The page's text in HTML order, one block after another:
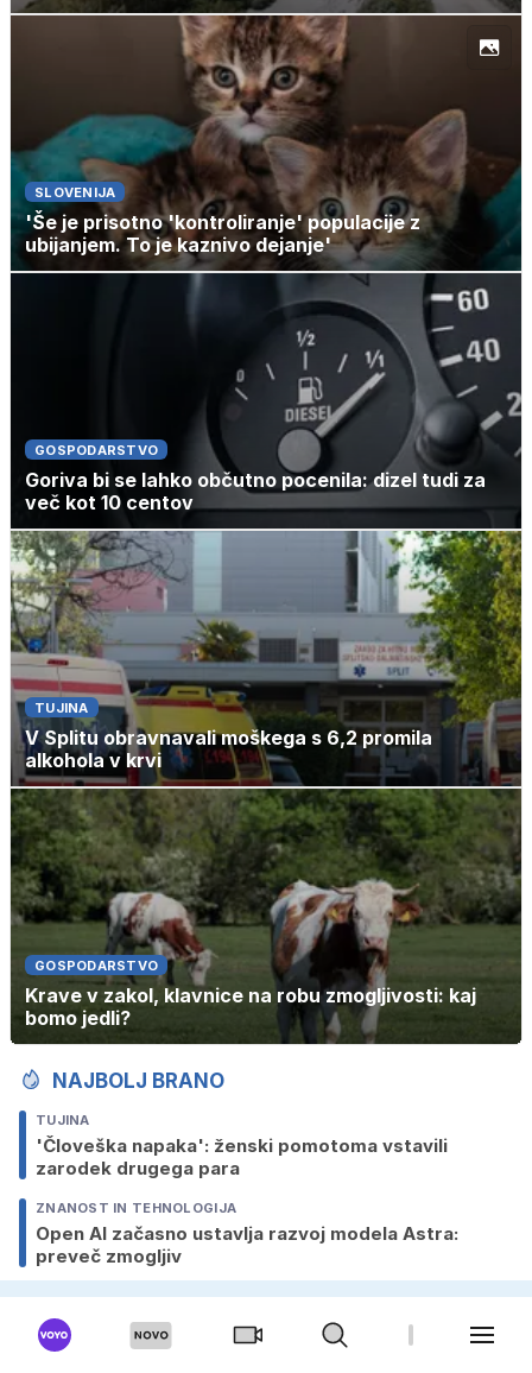
SLOVENIJA
'Še je prisotno 'kontroliranje' populacije z
ubijanjem. To je kaznivo dejanje'
GOSPODARSTVO
Goriva bi se lahko občutno pocenila: dizel tudi za
več kot 10 centov
TUJINA
V Splitu obravnavali moškega s 6,2 promila
alkohola v krvi
GOSPODARSTVO
Krave v zakol, klavnice na robu zmogljivosti: kaj
bomo jedli?
NAJBOLJ BRANO
TUJINA
'Človeška napaka': ženski pomotoma vstavili
zarodek drugega para
ZNANOST IN TEHNOLOGIJA
Open AI začasno ustavlja razvoj modela Astra:
preveč zmogljiv
TUJINA
'Kot v slabem filmu!' Osem ur, dve vozili v
gradbeno jamo